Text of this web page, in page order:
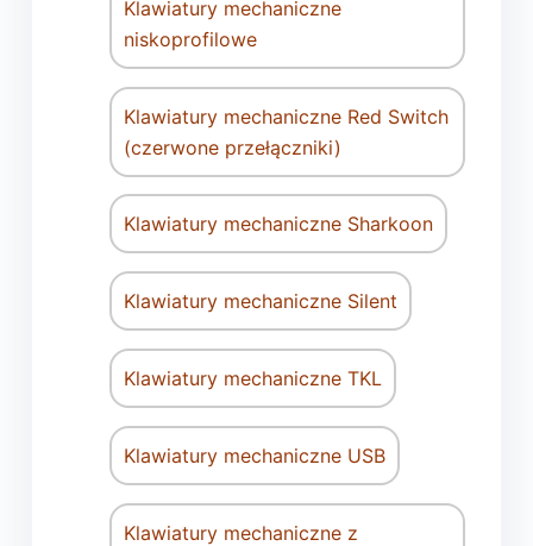
Klawiatury mechaniczne
niskoprofilowe
Klawiatury mechaniczne Red Switch
(czerwone przełączniki)
Klawiatury mechaniczne Sharkoon
Klawiatury mechaniczne Silent
Klawiatury mechaniczne TKL
Klawiatury mechaniczne USB
Klawiatury mechaniczne z